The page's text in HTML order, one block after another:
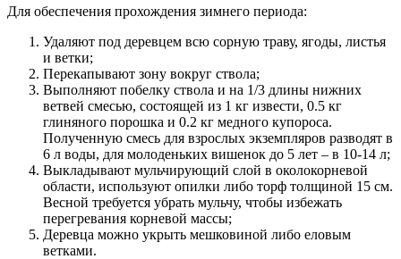
Для обеспечения прохождения зимнего периода:
Удаляют под деревцем всю сорную траву, ягоды, листья
и ветки;
Перекапывают зону вокруг ствола;
Выполняют побелку ствола и на 1/3 длины нижних
ветвей смесью, состоящей из 1 кг извести, 0.5 кг
глиняного порошка и 0.2 кг медного купороса.
Полученную смесь для взрослых экземпляров разводят в
6 л воды, для молоденьких вишенок до 5 лет – в 10-14 л;
Выкладывают мульчирующий слой в околокорневой
области, используют опилки либо торф толщиной 15 см.
Весной требуется убрать мульчу, чтобы избежать
перегревания корневой массы;
Деревца можно укрыть мешковиной либо еловым
ветками.